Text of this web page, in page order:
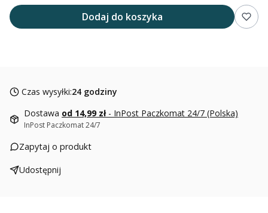
Dodaj do koszyka
Czas wysyłki:24 godziny
Dostawa od 14,99 zł - InPost Paczkomat 24/7 (Polska)
InPost Paczkomat 24/7
Zapytaj o produkt
Udostępnij